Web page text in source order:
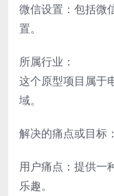
微信设置：包括微
置。
所属行业：
这个原型项目属于
域。
解决的痛点或目标：
用户痛点：提供一
乐趣。